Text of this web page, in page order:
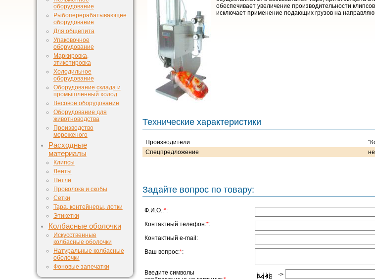
оборудование
Рыбоперерабатывающее
оборудование
Для общепита
Упаковочное
оборудование
Маркировка,
этикетировка
Холодильное
оборудование
Оборудование склада и
промышленный холод
Весовое оборудование
Оборудование для
животноводства
Производство
мороженого
Расходные
материалы
Клипсы
Ленты
Петли
Проволока и скобы
Сетки
Тара, контейнеры, лотки
Этикетки
Колбасные оболочки
Искусственные
колбасные оболочки
Натуральные колбасные
оболочки
Фоновые запечатки
обеспечивает увеличение производительности
исключает применение подающих грузов на
Технические характеристики
Производители
Спецпредложение
Задайте вопрос по товару:
Ф.И.О.:*:
Контактный телефон:*:
Контактный e-mail:
Ваш вопрос:*:
Введите символы
->